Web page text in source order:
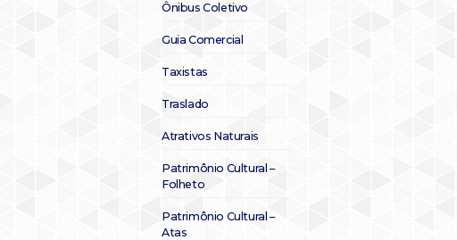
Ônibus Coletivo
Guia Comercial
Taxistas
Traslado
Atrativos Naturais
Patrimônio Cultural –
Folheto
Patrimônio Cultural –
Atas